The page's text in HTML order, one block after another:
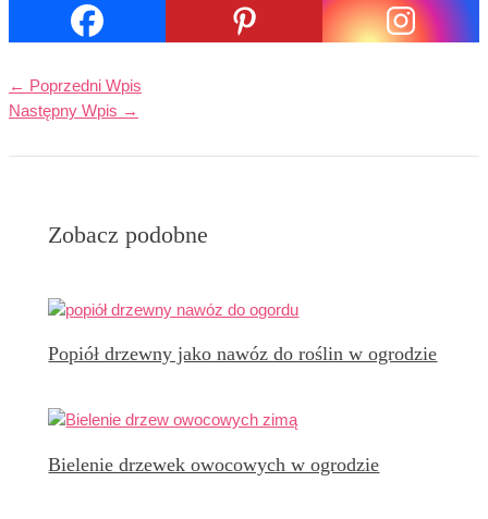
Udostępnienia
← Poprzedni Wpis
Następny Wpis →
Zobacz podobne
Popiół drzewny jako nawóz do roślin w ogrodzie
Bielenie drzewek owocowych w ogrodzie